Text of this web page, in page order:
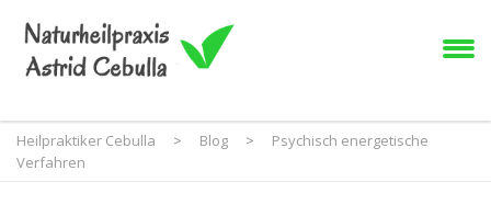
Heilpraktiker Cebulla > Blog >
Psychisch energetische
Verfahren